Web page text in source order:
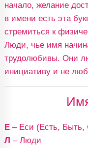
начало, желание
в имени есть эта
стремиться к
Люди, чье имя
трудолюбивы. Они
инициативу и не
Е– Еси (Есть, Быть,
Л – Люди